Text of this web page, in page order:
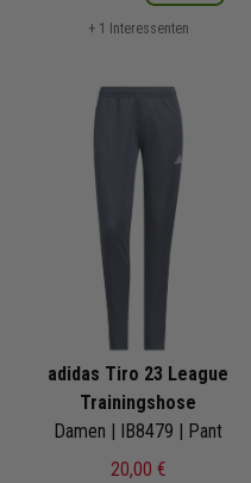
+ 1 Interessenten
adidas Tiro 23 League
Trainingshose
Damen | IB8479 | Pant
20,00 €